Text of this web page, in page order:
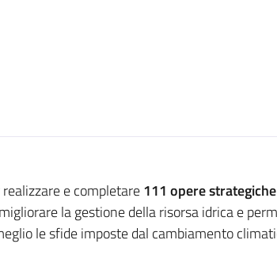
realizzare e completare111 opere strategiche
la gestione della risorsa idrica e
le sfide imposte dal cambiamento